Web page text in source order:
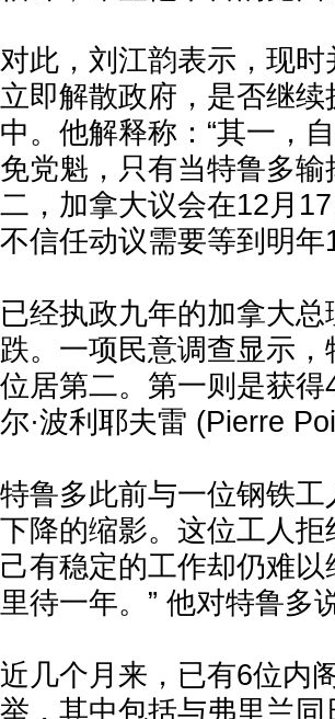
对此，刘江韵表示，现
立即解散政府，是否继
中。他解释称：“其一，
免党魁，只有当特鲁多
二，加拿大议会在12月
不信任动议需要等到明
已经执政九年的加拿大
跌。一项民意调查显示
位居第二。第一则是获
尔·波利耶夫雷 (Pierre
特鲁多此前与一位钢铁
下降的缩影。这位工人
己有稳定的工作却仍难
里待一年。” 他对特鲁多
近几个月来，已有6位内
举，其中包括与弗里兰